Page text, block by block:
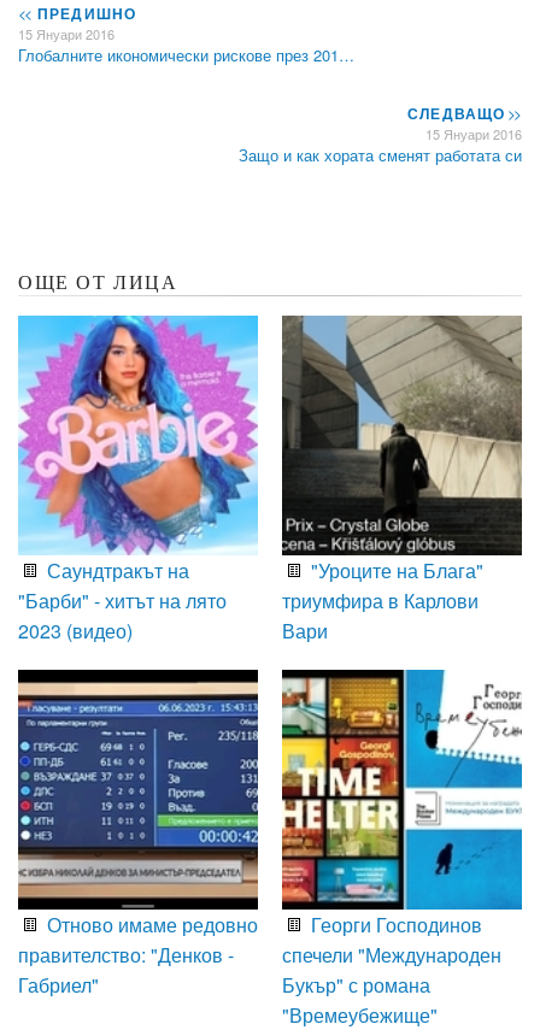
<< ПРЕДИШНО
15 Януари 2016
Глобалните икономически рискове през 201…
СЛЕДВАЩО>>
15 Януари 2016
Защо и как хората сменят работата си
ОЩЕ ОТ ЛИЦА
Саундтракът на
"Барби" - хитът на лято
2023 (видео)
"Уроците на Блага"
триумфира в Карлови
Вари
Отново имаме редовно
правителство: "Денков -
Габриел"
Георги Господинов
спечели "Международен
Букър" с романа
"Времеубежище"